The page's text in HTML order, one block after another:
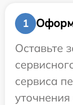
1
Оставьте
сервиса